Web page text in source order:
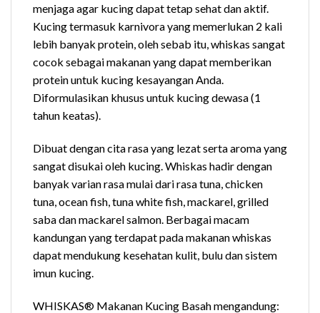
menjaga agar kucing dapat tetap sehat dan aktif.
Kucing termasuk karnivora yang memerlukan 2 kali
lebih banyak protein, oleh sebab itu, whiskas sangat
cocok sebagai makanan yang dapat memberikan
protein untuk kucing kesayangan Anda.
Diformulasikan khusus untuk kucing dewasa (1
tahun keatas).
Dibuat dengan cita rasa yang lezat serta aroma yang
sangat disukai oleh kucing. Whiskas hadir dengan
banyak varian rasa mulai dari rasa tuna, chicken
tuna, ocean fish, tuna white fish, mackarel, grilled
saba dan mackarel salmon. Berbagai macam
kandungan yang terdapat pada makanan whiskas
dapat mendukung kesehatan kulit, bulu dan sistem
imun kucing.
WHISKAS® Makanan Kucing Basah mengandung: